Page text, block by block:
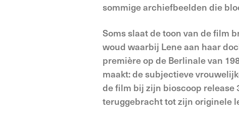
sommige archiefbeelden die
Soms slaat de toon van de film
woud waarbij Lene aan haar
première op de Berlinale van
maakt: de subjectieve
de film bij zijn bioscoop release
teruggebracht tot zijn originele